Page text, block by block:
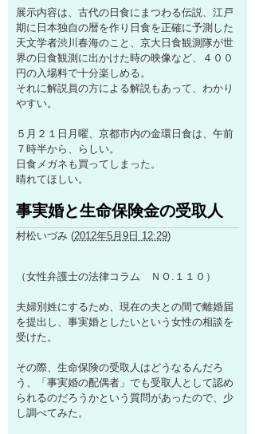
展示内容は、古代の日食にまつわる伝説、江戸
期に日本独自の暦を作り日食を正確に予測した
天文学者渋川春海のこと、京大日食観測隊が世
界の日食観測に出かけた時の映像など、４００
円の入場料で十分楽しめる。
それに解説員の方による解説もあって、わかり
やすい。
５月２１日月曜、京都市内の金環日食は、午前
７時半から、らしい。
日食メガネも買ってしまった。
晴れてほしい。
事実婚と生命保険金の受取人
村松いづみ (2012年5月9日 12:29)
（女性弁護士の法律コラム ＮＯ.１１０）
夫婦別姓にするため、現在の夫との間で離婚届
を提出し、事実婚としたいという女性の相談を
受けた。
その際、生命保険の受取人はどうなるんだろ
う、「事実婚の配偶者」でも受取人として認め
られるのだろうかという質問があったので、少
し調べてみた。